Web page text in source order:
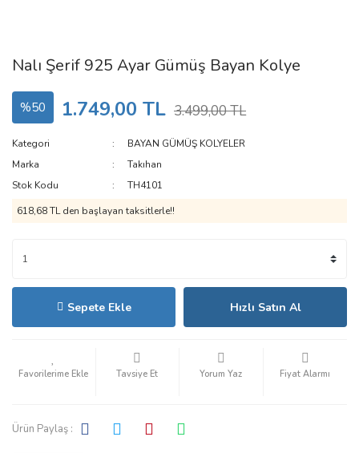
Nalı Şerif 925 Ayar Gümüş Bayan Kolye
%50 1.749,00 TL 3.499,00 TL
Kategori
BAYAN GÜMÜŞ KOLYELER
Marka
Takıhan
Stok Kodu
TH4101
618,68 TL den başlayan taksitlerle!!
Sepete Ekle Hızlı Satın Al
Tavsiye Et Yorum Yaz Fiyat Alarmı
Ürün Paylaş :